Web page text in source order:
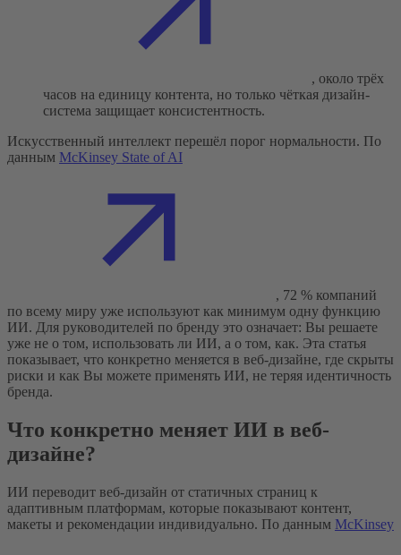
, около трёх
часов на единицу контента, но только чёткая дизайн-
система защищает консистентность.
Искусственный интеллект перешёл порог нормальности. По
данным McKinsey State of AI
, 72 % компаний
по всему миру уже используют как минимум одну функцию
ИИ. Для руководителей по бренду это означает: Вы решаете
уже не о том, использовать ли ИИ, а о том, как. Эта статья
показывает, что конкретно меняется в веб-дизайне, где скрыты
риски и как Вы можете применять ИИ, не теряя идентичность
бренда.
Что конкретно меняет ИИ в веб-
дизайне?
ИИ переводит веб-дизайн от статичных страниц к
адаптивным платформам, которые показывают контент,
макеты и рекомендации индивидуально. По данным McKinsey